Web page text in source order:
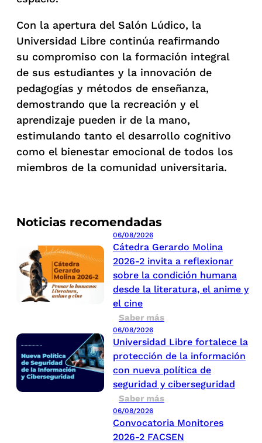
Noticias recomendadas
06/08/2026
Cátedra Gerardo Molina
2026-2 invita a reflexionar
sobre la condición humana
desde la literatura, el anime y
el cine
Saber más
06/08/2026
Universidad Libre fortalece la
protección de la información
con nueva política de
seguridad y ciberseguridad
Saber más
06/08/2026
Convocatoria Monitores
2026-2 FACSEN
Con la apertura del Salón Lúdico, la
Universidad Libre continúa reafirmando
su compromiso con la formación integral
de sus estudiantes y la innovación de
pedagogías y métodos de enseñanza,
demostrando que la recreación y el
aprendizaje pueden ir de la mano,
estimulando tanto el desarrollo cognitivo
como el bienestar emocional de todos los
miembros de la comunidad universitaria.